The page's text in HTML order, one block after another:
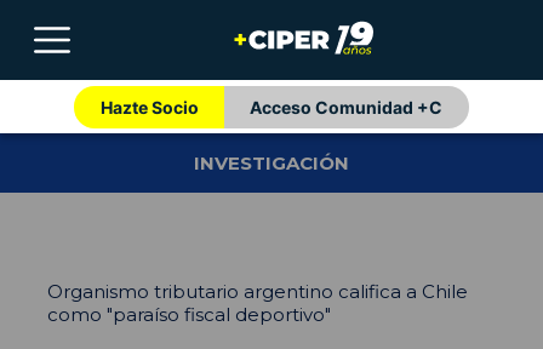
Hazte Socio Acceso Comunidad +C
INVESTIGACIÓN
Organismo tributario argentino califica a Chile
como "paraíso fiscal deportivo"